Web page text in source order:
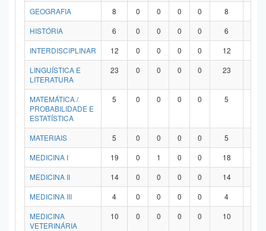
GEOGRAFIA
8 0 0 0 0 8
HISTÓRIA
6 0 0 0 0 6
INTERDISCIPLINAR
12 0 0 0 0 12
LINGUÍSTICA E
LITERATURA
23 0 0 0 0 23
MATEMÁTICA /
PROBABILIDADE E
ESTATÍSTICA
5 0 0 0 0 5
MATERIAIS 5 0 0 0 0 5
MEDICINA I
19 0 1 0 0 18
MEDICINA II
14 0 0 0 0 14
MEDICINA III
4 0 0 0 0 4
MEDICINA
VETERINÁRIA
10 0 0 0 0 10